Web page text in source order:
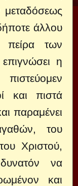
μεταδόσεως
άλλου
πείρα των
η
και πιστά
παραμένει
του
Χριστού,
να
και